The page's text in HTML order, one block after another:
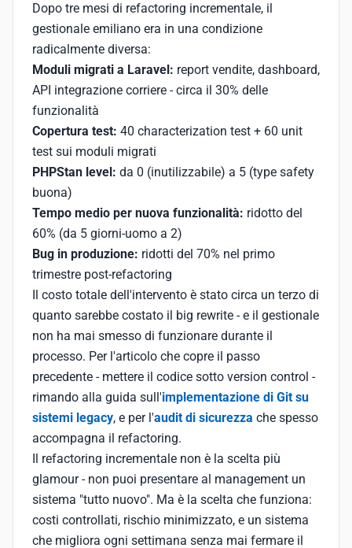
Dopo tre mesi di refactoring incrementale, il
gestionale emiliano era in una condizione
radicalmente diversa:
Moduli migrati a Laravel: report vendite, dashboard,
API integrazione corriere - circa il 30% delle
funzionalità
Copertura test: 40 characterization test + 60 unit
test sui moduli migrati
PHPStan level: da 0 (inutilizzabile) a 5 (type safety
buona)
Tempo medio per nuova funzionalità: ridotto del
60% (da 5 giorni-uomo a 2)
Bug in produzione: ridotti del 70% nel primo
trimestre post-refactoring
Il costo totale dell'intervento è stato circa un terzo di
quanto sarebbe costato il big rewrite - e il gestionale
non ha mai smesso di funzionare durante il
processo. Per l'articolo che copre il passo
precedente - mettere il codice sotto version control -
rimando alla guida sull'implementazione di Git su
sistemi legacy, e per l'audit di sicurezza che spesso
accompagna il refactoring.
Il refactoring incrementale non è la scelta più
glamour - non puoi presentare al management un
sistema "tutto nuovo". Ma è la scelta che funziona:
costi controllati, rischio minimizzato, e un sistema
che migliora ogni settimana senza mai fermare il